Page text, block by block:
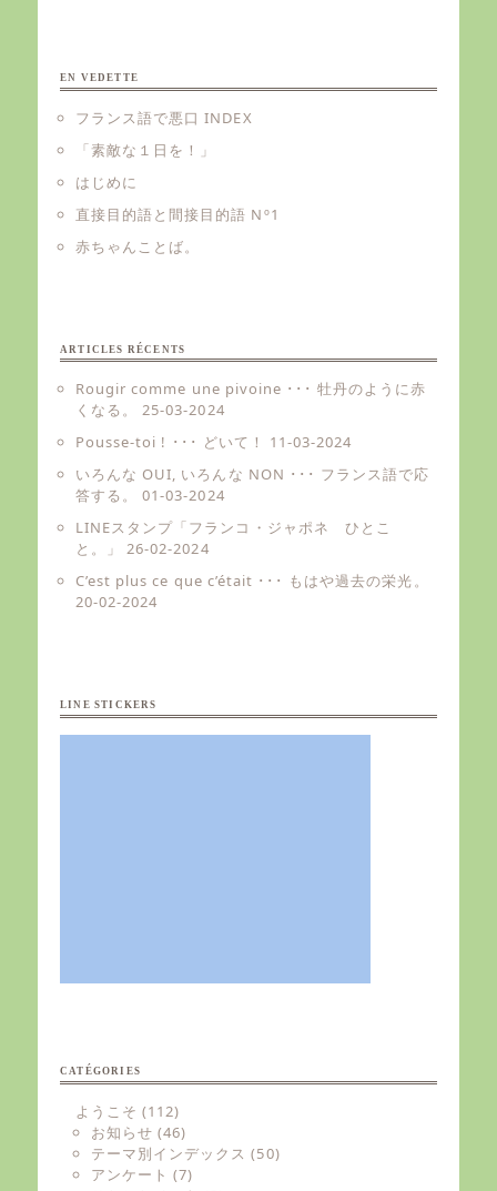
EN VEDETTE
フランス語で悪口 INDEX
「素敵な１日を！」
はじめに
直接目的語と間接目的語 Nº1
赤ちゃんことば。
ARTICLES RÉCENTS
Rougir comme une pivoine ･･･ 牡丹のように赤
くなる。
25-03-2024
Pousse-toi ! ･･･ どいて！
11-03-2024
いろんな OUI, いろんな NON ･･･ フランス語で応
答する。
01-03-2024
LINEスタンプ「フランコ・ジャポネ ひとこ
と。」
26-02-2024
C’est plus ce que c’était ･･･ もはや過去の栄光。
20-02-2024
LINE STICKERS
CATÉGORIES
ようこそ (112)
お知らせ (46)
テーマ別インデックス (50)
アンケート (7)